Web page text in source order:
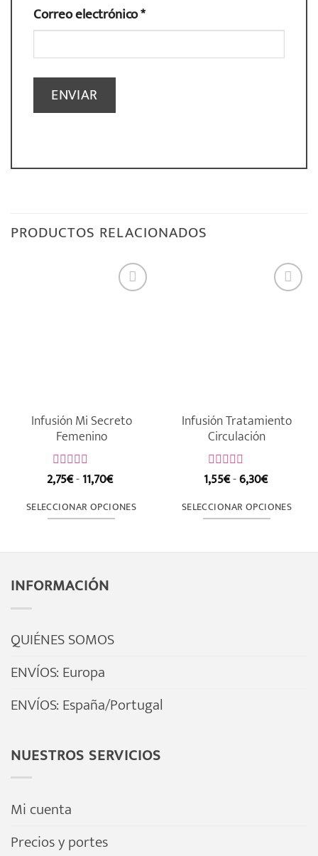
Correo electrónico*
PRODUCTOS RELACIONADOS
Infusión Mi Secreto
Femenino
Valorado
con
de
5
2,75€-11,70€Rango
precios:
desde
11,70€
SELECCIONAR OPCIONES
producto
múltiples
opciones
se
elegir
la
Infusión Tratamiento
Circulación
Valorado
con
de
5
1,55€-6,30€Rango
precios:
desde
6,30€
SELECCIONAR OPCIONES
producto
INFORMACIÓN
QUIÉNES SOMOS
ENVÍOS: Europa
ENVÍOS: España/Portugal
NUESTROS SERVICIOS
Mi cuenta
Precios y portes